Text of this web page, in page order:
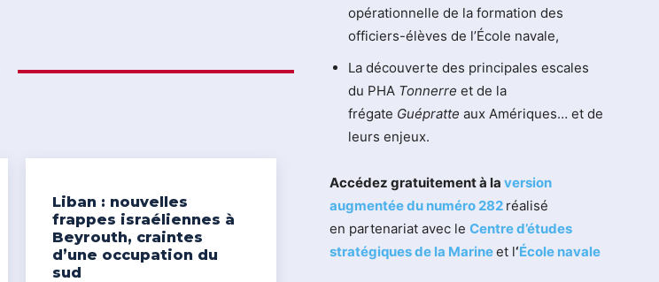
Liban : nouvelles
frappes israéliennes à
Beyrouth, craintes
d’une occupation du
sud
opérationnelle de la formation des
officiers-élèves de l’École navale,
La découverte des principales escales
du PHA Tonnerre et de la
frégate Guépratte aux Amériques… et de
leurs enjeux.
Accédez gratuitement à la version
augmentée du numéro 282 réalisé
en partenariat avec le Centre d’études
stratégiques de la Marineet l‘École navale